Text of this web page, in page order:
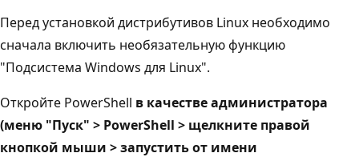
Перед установкой дистрибутивов Linux необходимо
сначала включить необязательную функцию
"Подсистема Windows для Linux".
Откройте PowerShell в качестве администратора
(меню "Пуск" > PowerShell > щелкните правой
кнопкой мыши > запустить от имени